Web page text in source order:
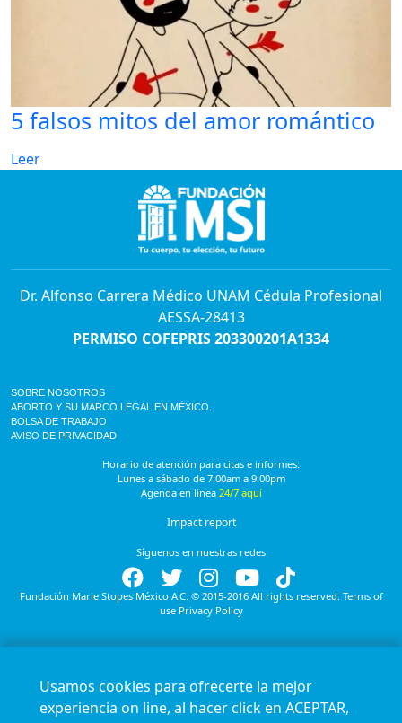
5 falsos mitos del amor romántico
Leer
Dr. Alfonso Carrera Médico UNAM Cédula Profesional
AESSA-28413
PERMISO COFEPRIS 203300201A1334
SOBRE NOSOTROS
ABORTO Y SU MARCO LEGAL EN MÉXICO.
BOLSA DE TRABAJO
AVISO DE PRIVACIDAD
Horario de atención para citas e informes:
Lunes a sábado de 7:00am a 9:00pm
Agenda en línea 24/7 aquí
Impact report
Síguenos en nuestras redes
Fundación Marie Stopes México A.C. © 2015-2016 All rights reserved. Terms of
use Privacy Policy
Usamos cookies para ofrecerte la mejor
experiencia on line, al hacer click en ACEPTAR,